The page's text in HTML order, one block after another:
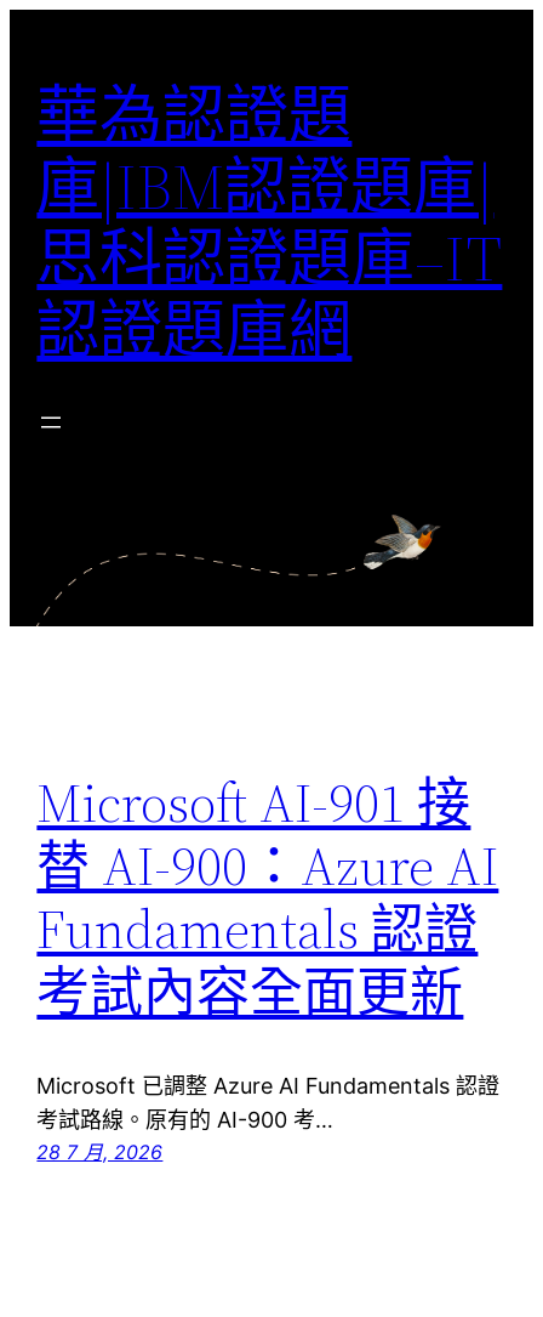
華為認證題
庫|IBM認證題庫|
思科認證題庫–IT
認證題庫網
Microsoft AI-901 接
替 AI-900：Azure AI
Fundamentals 認證
考試內容全面更新
Microsoft 已調整 Azure AI Fundamentals 認證
考試路線。原有的 AI-900 考…
28 7 月, 2026